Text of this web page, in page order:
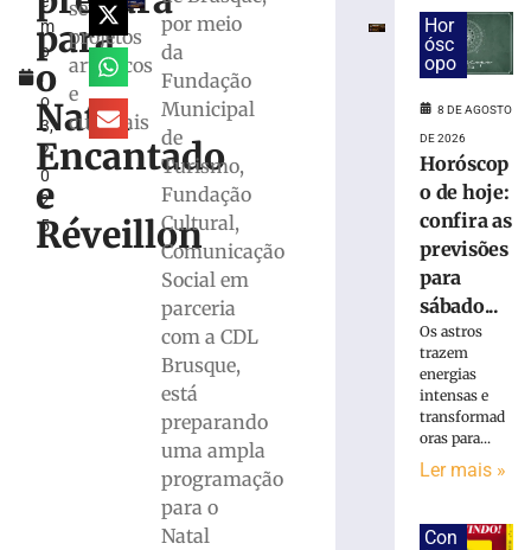
m
b
r
o
3,
2
0
2
5
para
o
Natal
Encantado
e
Réveillon
seus
projetos
artísticos
e
culturais
por meio
da
Fundação
Municipal
de
Turismo,
Fundação
Cultural,
Comunicação
Social em
parceria
com a CDL
Brusque,
está
preparando
uma ampla
programação
para o
Natal
conta
de
Brusque
edição
Rodeio
Crioulo
Nacional
Livre
Hor
ósc
opo
8 DE AGOSTO
DE 2026
Horóscop
o de hoje:
confira as
previsões
para
sábado...
Os astros
trazem
energias
intensas e
transformad
oras para...
Ler mais »
Con